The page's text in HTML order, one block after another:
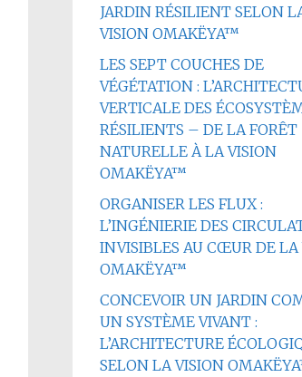
JARDIN RÉSILIENT SELON
VISION OMAKËYA™
LES SEPT COUCHES DE
VÉGÉTATION :
VERTICALE DES
RÉSILIENTS – DE LA FORÊT
NATURELLE À LA VISION
OMAKËYA™
ORGANISER LES FLUX :
L’INGÉNIERIE DES
INVISIBLES AU CŒUR DE LA
OMAKËYA™
CONCEVOIR UN JARDIN
UN SYSTÈME VIVANT :
L’ARCHITECTURE
SELON LA VISION